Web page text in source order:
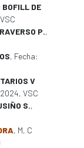
BOFILL DE
P.,
, Fecha:
V
VSC
S.,
, M, C